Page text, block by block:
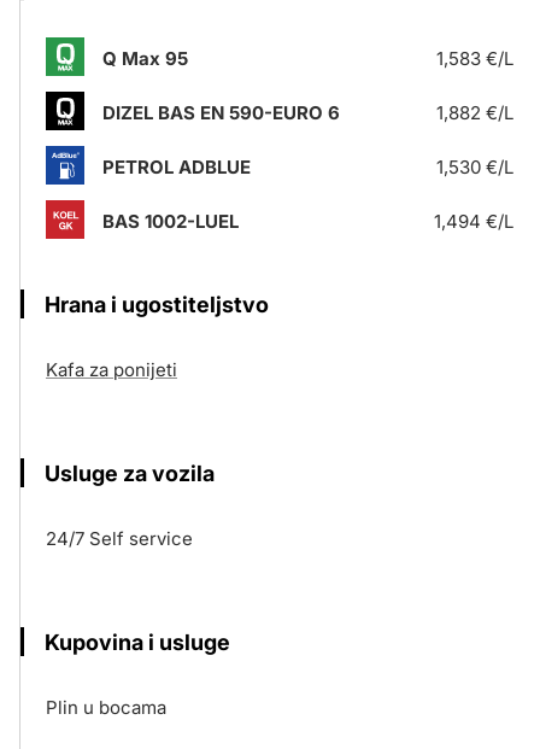
Q Max 95 1,583 €/L
DIZEL BAS EN 590-EURO 6 1,882 €/L
PETROL ADBLUE 1,530 €/L
BAS 1002-LUEL 1,494 €/L
Hrana i ugostiteljstvo
Kafa za ponijeti
Usluge za vozila
24/7 Self service
Kupovina i usluge
Plin u bocama